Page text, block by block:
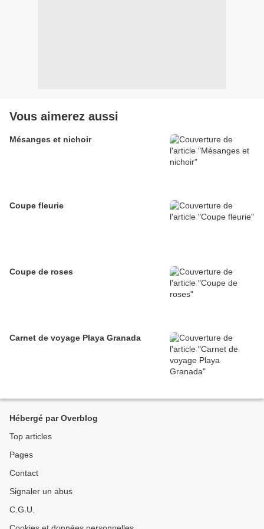
Vous aimerez aussi
Mésanges et nichoir
Coupe fleurie
Coupe de roses
Carnet de voyage Playa Granada
Hébergé par Overblog
Top articles
Pages
Contact
Signaler un abus
C.G.U.